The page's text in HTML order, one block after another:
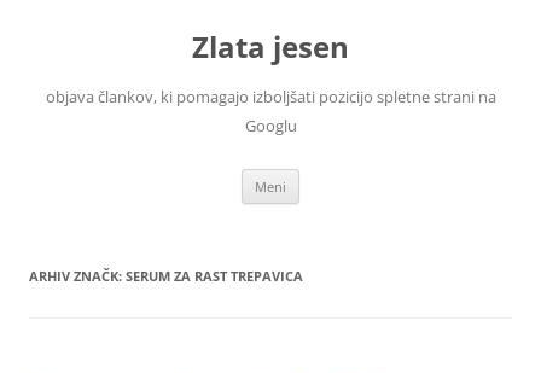
Zlata jesen
objava člankov, ki pomagajo izboljšati pozicijo spletne strani na
Googlu
Meni
ARHIV ZNAČK: SERUM ZA RAST TREPAVICA